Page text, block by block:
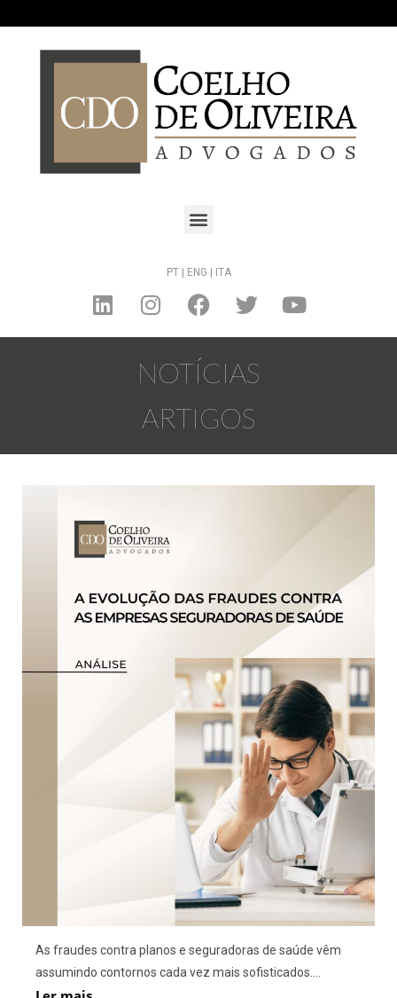
PT | ENG | ITA
NOTÍCIAS
ARTIGOS
As fraudes contra planos e seguradoras de saúde vêm
assumindo contornos cada vez mais sofisticados....